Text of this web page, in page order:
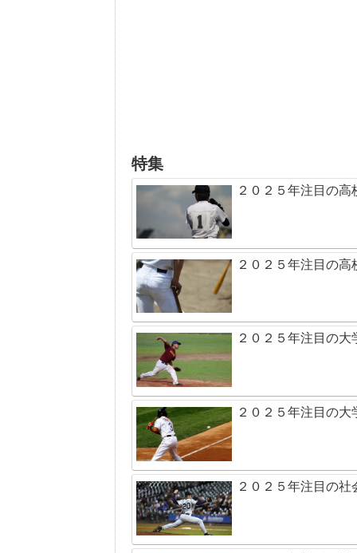
特集
２０２５年注目の
２０２５年注目の
２０２５年注目の
２０２５年注目の
２０２５年注目の